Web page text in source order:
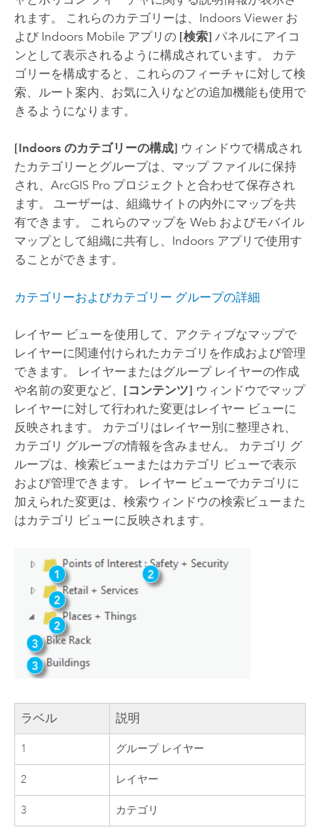
れます。 これらのカテゴリーは、 Indoors Viewerお
よび Indoors Mobile アプリの [検索] パネルにアイコ
ンとして表示されるように構成されています。 カテ
ゴリーを構成すると、これらのフィーチャに対して検
索、ルート案内、お気に入りなどの追加機能も使用で
きるようになります。
[Indoors のカテゴリーの構成] ウィンドウで構成され
たカテゴリーとグループは、マップ ファイルに保持
され、 ArcGIS Proプロジェクトと合わせて保存され
ます。 ユーザーは、組織サイトの内外にマップを共
有できます。 これらのマップを Web およびモバイル
マップとして組織に共有し、 Indoors アプリで使用す
ることができます。
カテゴリーおよびカテゴリー グループの詳細
レイヤー ビューを使用して、アクティブなマップで
レイヤーに関連付けられたカテゴリを作成および管理
できます。 レイヤーまたはグループ レイヤーの作成
や名前の変更など、 [コンテンツ] ウィンドウでマップ
レイヤーに対して行われた変更はレイヤー ビューに
反映されます。 カテゴリはレイヤー別に整理され、
カテゴリ グループの情報を含みません。 カテゴリ グ
ループは、検索ビューまたはカテゴリ ビューで表示
および管理できます。 レイヤー ビューでカテゴリに
加えられた変更は、検索ウィンドウの検索ビューまた
はカテゴリ ビューに反映されます。
ラベル 説明
1 グループ レイヤー
2 レイヤー
3 カテゴリ